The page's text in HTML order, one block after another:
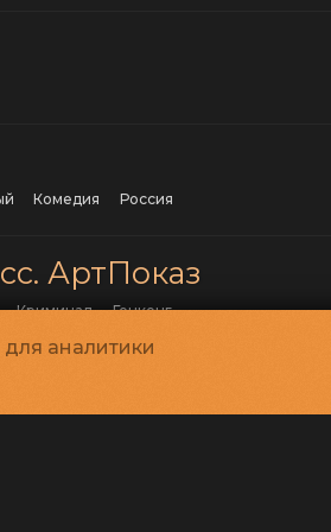
комедия Россия
АртПоказ
криминал Гонконг
аналитики